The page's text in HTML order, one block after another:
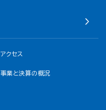
アクセス
事業と決算の概況